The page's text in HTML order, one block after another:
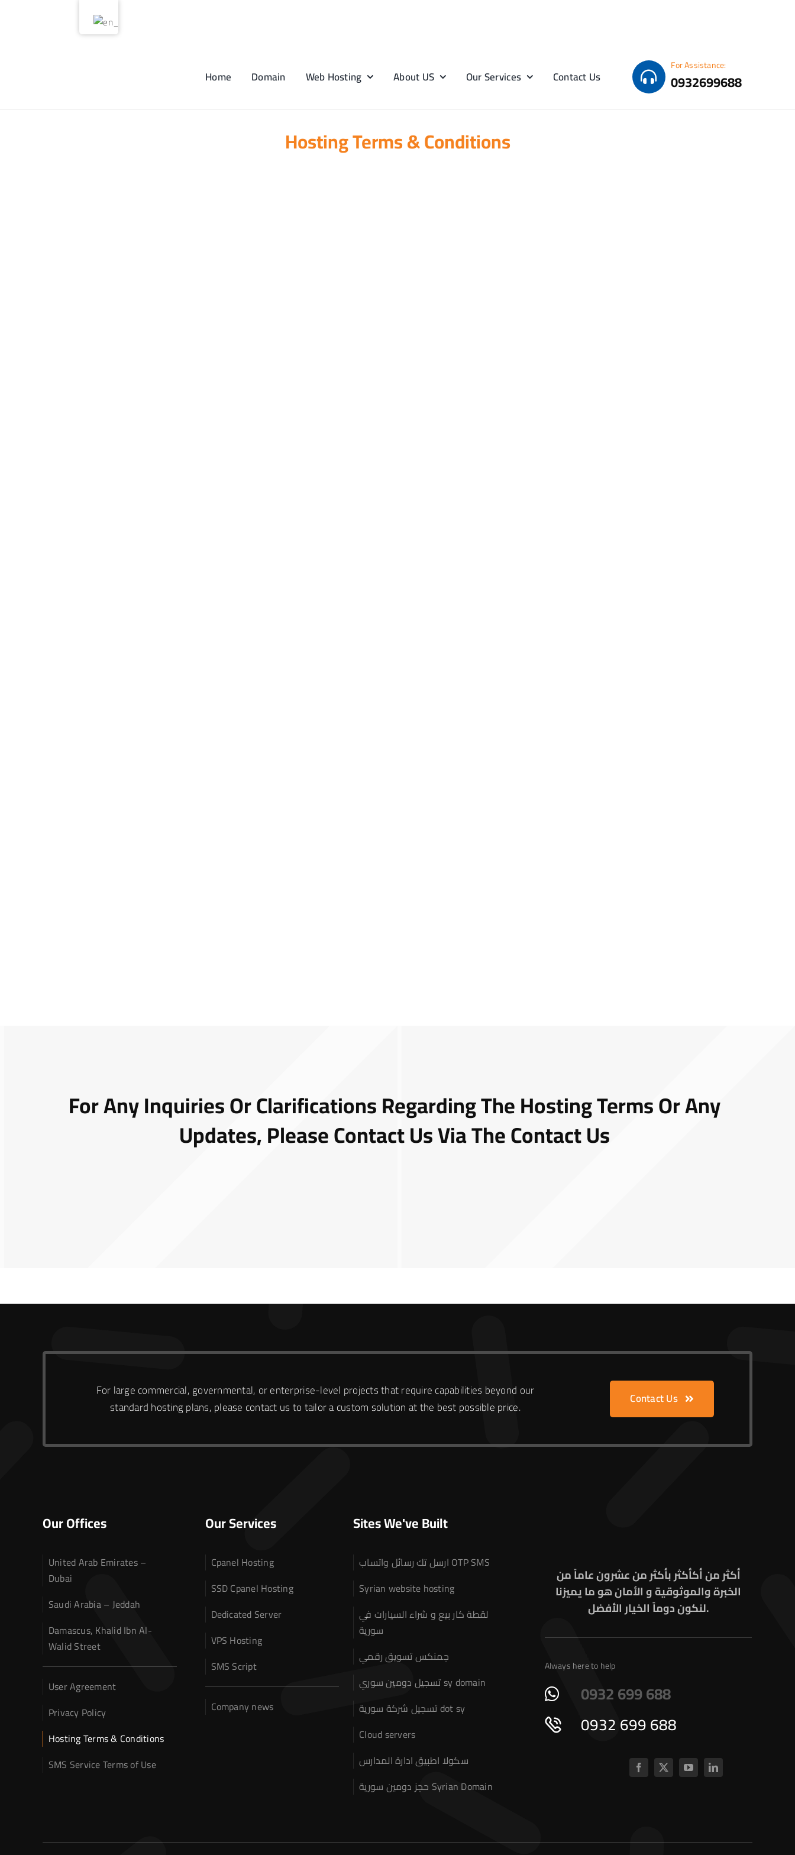
Home
Domain Web Hosting About US Our Services Contact Us
For Assistance:
0932699688
Hosting Terms & Conditions
For Any Inquiries Or Clarifications Regarding The Hosting Terms Or Any
Updates, Please Contact Us Via TheContact Us
For large commercial, governmental, or enterprise-level projects that require capabilities beyond our
standard hosting plans, please contact us to tailor a custom solution at the best possible price.
Contact Us
Our Offices
United Arab Emirates –
Dubai
Saudi Arabia – Jeddah
Damascus, Khalid Ibn Al-
Walid Street
User Agreement
Privacy Policy
Hosting Terms & Conditions
SMS Service Terms of Use
Our Services
Cpanel Hosting
SSD Cpanel Hosting
Dedicated Server
VPS Hosting
SMS Script
Company news
Sites We've Built
ارسل تك رسائل واتساب OTP SMS
Syrian website hosting
لقطة كار بيع و شراء السيارات في
سورية
جمنكس تسويق رقمي
تسجيل دومين سوري sy domain
تسجيل شركة سورية dot sy
Cloud servers
سكولا اطبيق ادارة المدارس
حجز دومين سورية Syrian Domain
أكثر من أكأكثر بأكثر من عشرون عاماً من
الخبرة والموثوقية و الأمان هو ما يميزنا
لنكون دوماً الخيار الأفضل.
Always here to help
0932 699 688
0932 699 688